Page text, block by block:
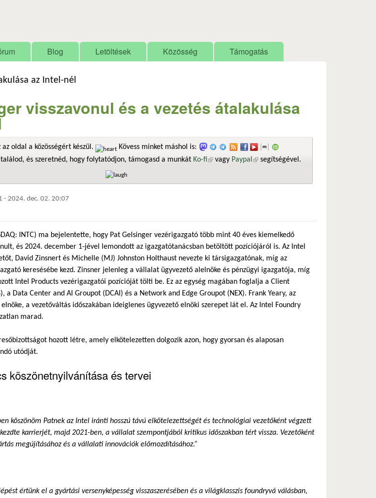
Blog Letöltések Közösség Támogatás
az Intel-nél
visszavonul és a vezetés átalakulása
az oldal a közösségért készül.
Kövess minket máshol is:
és szeretnéd, hogy folytatódjon, támogasd a munkát Ko-fi(külső hivatkozás)
vagy Paypal (külső hivatkozás)
segítségével.
- 2024. dec. 02. 20:07
INTC) ma bejelentette, hogy Pat Gelsinger vezérigazgató több mint 40 éves kiemelkedő
és 2024. december 1-jével lemondott az igazgatótanácsban betöltött pozíciójáról is. Az Intel
David Zinsnert és Michelle (MJ) Johnston Holthaust nevezte ki társigazgatónak, míg az
keresésébe kezd. Zinsner jelenleg a vállalat ügyvezető alelnöke és pénzügyi igazgatója, míg
Intel Products vezérigazgatói pozícióját tölti be. Ez az egység magában foglalja a Client
a Data Center and AI Groupot (DCAI) és a Network and Edge Groupot (NEX). Frank Yeary, az
a vezetőváltás időszakában ideiglenes ügyvezető elnöki szerepet lát el. Az Intel Foundry
marad.
hozott létre, amely elkötelezetten dolgozik azon, hogy gyorsan és alaposan
utódját.
köszönetnyilvánítása és tervei
köszönöm Patnek az Intel iránti hosszú távú elkötelezettségét és technológiai vezetőként végzett
karrierjét, majd 2021-ben, a vállalat szempontjából kritikus időszakban tért vissza. Vezetőként
megújításához és a vállalati innovációk előmozdításához.”
értünk el a gyártási versenyképesség visszaszerésében és a világklasszis foundryvá válásban,